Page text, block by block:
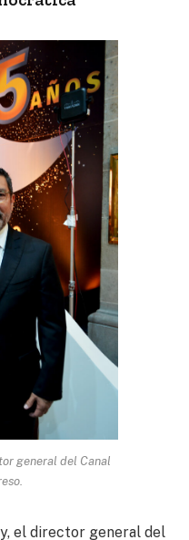
general del Canal
el director general del